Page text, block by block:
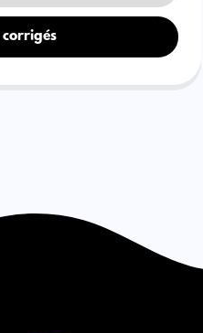
corrigés